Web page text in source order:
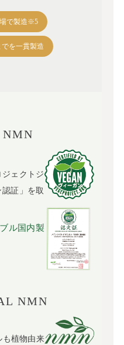
で製造※5
を一貫製造
ェクトジ
証」を取
ル国内製
NMN
植物由来